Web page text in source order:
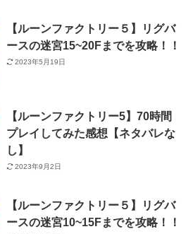
【ルーンファクトリー５】リグバ
ースの迷宮15~20Fまでを攻略！！
2023年5月19日
【ルーンファクトリー5】70時間
プレイしてみた感想【ネタバレな
し】
2023年9月2日
【ルーンファクトリー５】リグバ
ースの迷宮10~15Fまでを攻略！！